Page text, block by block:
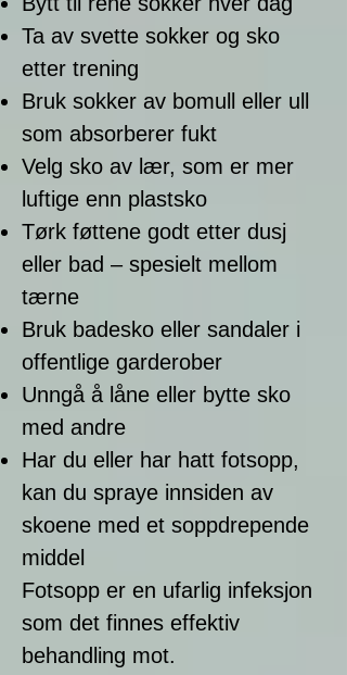
Ta av svette sokker og sko
etter trening
Bruk sokker av bomull eller ull
som absorberer fukt
Velg sko av lær, som er mer
luftige enn plastsko
Tørk føttene godt etter dusj
eller bad – spesielt mellom
tærne
Bruk badesko eller sandaler i
offentlige garderober
Unngå å låne eller bytte sko
med andre
Har du eller har hatt fotsopp,
kan du spraye innsiden av
skoene med et soppdrepende
middel
Fotsopp er en ufarlig infeksjon
som det finnes effektiv
behandling mot.